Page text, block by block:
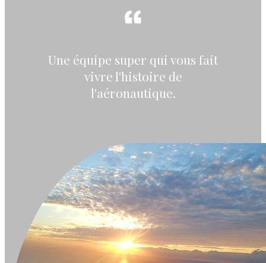
Une équipe super qui vous fait
vivre l'histoire de
l'aéronautique.